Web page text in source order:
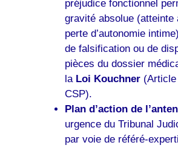
préjudice fonctionnel
gravité absolue (atteinte
perte d’autonomie
de falsification ou de
pièces du dossier
la Loi Kouchner(Article
CSP).
Plan d’action de
urgence du Tribunal
par voie de référé-